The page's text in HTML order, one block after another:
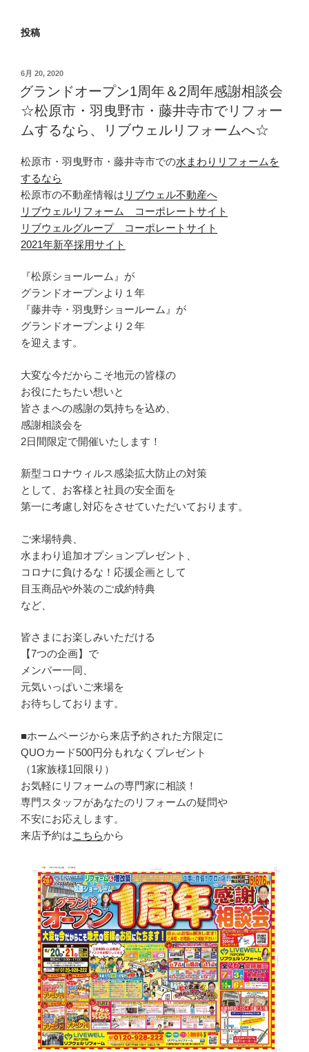
投稿
投
稿
日:
6月 20, 2020
グランドオープン1周年＆2周年感謝相談会
☆松原市・羽曳野市・藤井寺市でリフォー
ムするなら、リブウェルリフォームへ☆
松原市・羽曳野市・藤井寺市での水まわりリフォームを
するなら
松原市の不動産情報は リブウェル不動産へ
リブウェルリフォーム コーポレートサイト
リブウェルグループ コーポレートサイト
2021年新卒採用サイト
『松原ショールーム』が
グランドオープンより１年
『藤井寺・羽曳野ショールーム』が
グランドオープンより２年
を迎えます。
大変な今だからこそ地元の皆様の
お役にたちたい想いと
皆さまへの感謝の気持ちを込め、
感謝相談会を
2日間限定で開催いたします！
新型コロナウィルス感染拡大防止の対策
として、お客様と社員の安全面を
第一に考慮し対応をさせていただいております。
ご来場特典、
水まわり追加オプションプレゼント、
コロナに負けるな！応援企画として
目玉商品や外装のご成約特典
など、
皆さまにお楽しみいただける
【7つの企画】で
メンバー一同、
元気いっぱいご来場を
お待ちしております。
■ホームページから来店予約された方限定に
QUOカード500円分もれなくプレゼント
（1家族様1回限り）
お気軽にリフォームの専門家に相談！
専門スタッフがあなたのリフォームの疑問や
不安にお応えします。
来店予約はこちらから